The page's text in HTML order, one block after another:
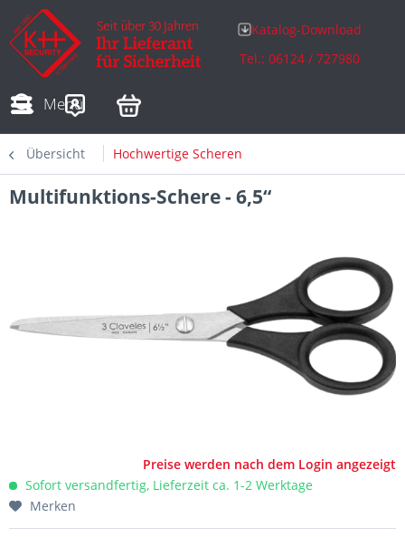
Katalog-Download
Tel.: 06124 / 727980
Menü
Adressen
Übersicht Hochwertige Scheren
Multifunktions-Schere - 6,5“
Preise werden nach dem Login angezeigt
Sofort versandfertig, Lieferzeit ca. 1-2 Werktage
Merken